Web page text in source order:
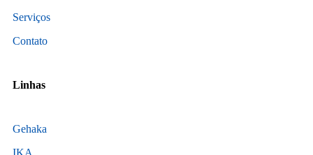
Serviços
Contato
Linhas
Gehaka
IKA